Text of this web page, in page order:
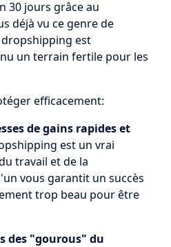
30 jours grâce au
déjà vu ce genre de
est
un terrain fertile pour les
efficacement:
de gains rapides et
est un vrai
travail et de la
vous garantit un succès
trop beau pour être
des "gourous" du